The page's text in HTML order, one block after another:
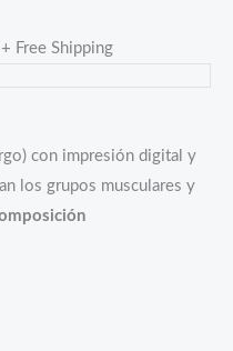
+ Free Shipping
con impresión digital y
los grupos musculares y